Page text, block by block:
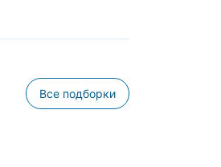
Все подборки